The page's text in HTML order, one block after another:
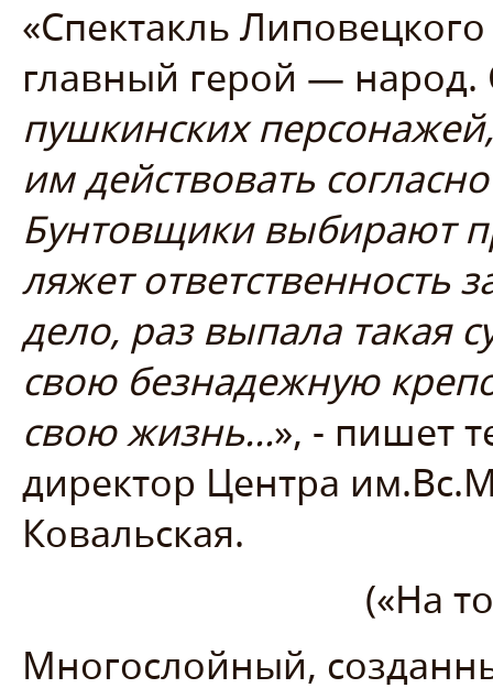
«Спектакль
главный герой —
пушкинских
им действовать
Бунтовщики выбирают
ляжет ответственность
дело, раз выпала такая
свою безнадежную
свою жизнь…», - пишет
директор Центра
Ковальская.
(«На
Многослойный,